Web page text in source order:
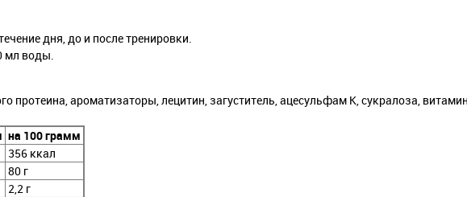
дня, до и после тренировки.
мл воды.
протеина, ароматизаторы, лецитин, загуститель, ацесульфам К, сукралоза,
на 100 грамм
356 ккал
80 г
2,2 г